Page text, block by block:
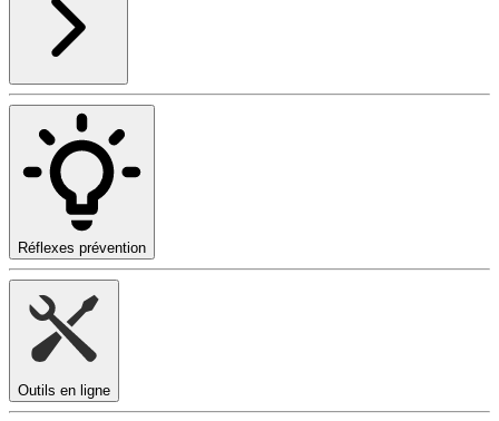
Réflexes prévention
Outils en ligne